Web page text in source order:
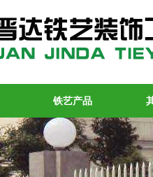
铁艺产品